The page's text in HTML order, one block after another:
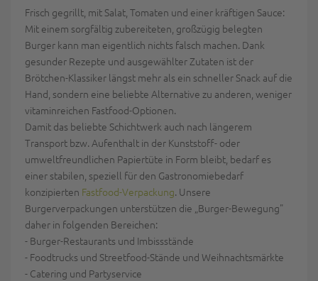
Frisch gegrillt, mit Salat, Tomaten und einer kräftigen Sauce:
Mit einem sorgfältig zubereiteten, großzügig belegten
Burger kann man eigentlich nichts falsch machen. Dank
gesunder Rezepte und ausgewählter Zutaten ist der
Brötchen-Klassiker längst mehr als ein schneller Snack auf die
Hand, sondern eine beliebte Alternative zu anderen, weniger
vitaminreichen Fastfood-Optionen.
Damit das beliebte Schichtwerk auch nach längerem
Transport bzw. Aufenthalt in der Kunststoff- oder
umweltfreundlichen Papiertüte in Form bleibt, bedarf es
einer stabilen, speziell für den Gastronomiebedarf
konzipierten Fastfood-Verpackung. Unsere
Burgerverpackungen unterstützen die „Burger-Bewegung"
daher in folgenden Bereichen:
- Burger-Restaurants und Imbissstände
- Foodtrucks und Streetfood-Stände und Weihnachtsmärkte
- Catering und Partyservice